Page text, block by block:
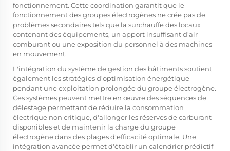
fonctionnement. Cette coordination garantit que le
fonctionnement des groupes électrogènes ne crée pas de
problèmes secondaires tels que la surchauffe des locaux
contenant des équipements, un apport insuffisant d'air
comburant ou une exposition du personnel à des machines
en mouvement.
L'intégration du système de gestion des bâtiments soutient
également les stratégies d'optimisation énergétique
pendant une exploitation prolongée du groupe électrogène.
Ces systèmes peuvent mettre en œuvre des séquences de
délestage permettant de réduire la consommation
électrique non critique, d'allonger les réserves de carburant
disponibles et de maintenir la charge du groupe
électrogène dans des plages d'efficacité optimale. Une
intégration avancée permet d'établir un calendrier prédictif